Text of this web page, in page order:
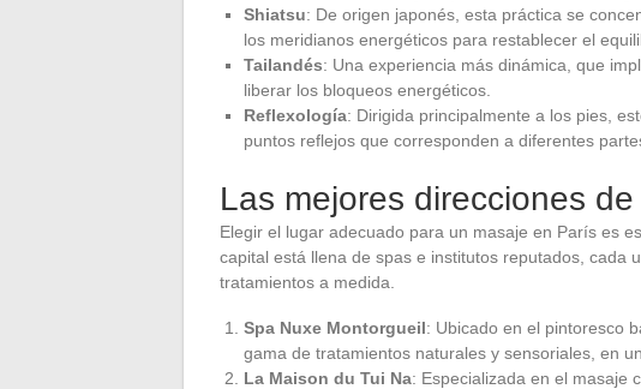
Shiatsu: De origen japonés, esta práctica se
los meridianos energéticos para restablecer el
Tailandés: Una experiencia más dinámica, que
liberar los bloqueos energéticos.
Reflexología: Dirigida principalmente a los pies,
puntos reflejos que corresponden a diferentes
Las mejores direcciones
Elegir el lugar adecuado para un masaje en París es
capital está llena de spas e institutos reputados, cada
tratamientos a medida.
Spa Nuxe Montorgueil: Ubicado en el pintoresco
gama de tratamientos naturales y sensoriales, en
La Maison du Tui Na: Especializada en el masaje